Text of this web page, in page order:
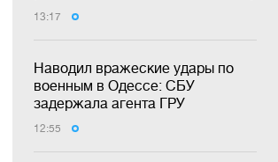
13:17
Наводил вражеские удары по
военным в Одессе: СБУ
задержала агента ГРУ
12:55